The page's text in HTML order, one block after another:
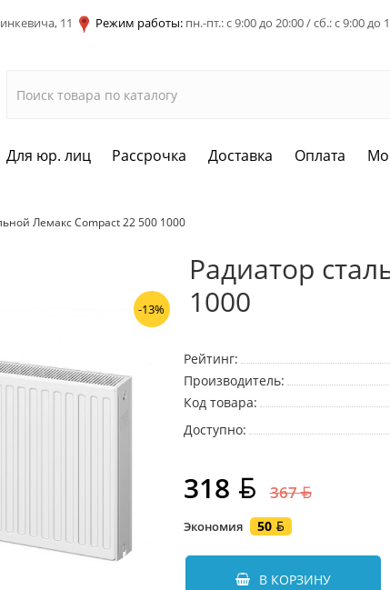
11 Режим работы: пн.-пт.: с 9:00 до 20:00 / сб.: с 9:00 до
Для юр. лиц Рассрочка Доставка Оплата
Лемакс Compact 22 500 1000
-13%
Радиатор
1000
Рейтинг:
Производитель:
Код товара:
Доступно:
318 367
Экономия 50
В КОРЗИНУ